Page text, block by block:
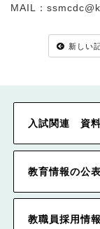
MAIL：
新しい
入試関連 資
教育情報の公表
教職員採用情報